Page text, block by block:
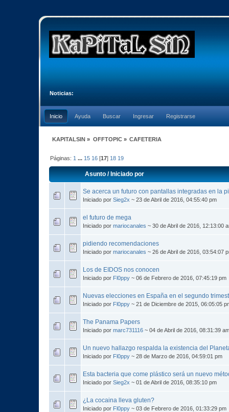
Noticias:
Inicio Ayuda Buscar Ingresar Registrarse
KAPITALSIN » OFFTOPIC» CAFETERIA
Páginas: 1 ... 15 16 [17] 18 19
Asunto/Iniciado por
Se acerca un futuro con pantallas integradas en la
Iniciado por Sieg2x ~ 23 de Abril de 2016, 04:55:40 pm
el futuro de mega
Iniciado por mariocanales ~ 30 de Abril de 2016, 12:13:00
pidiendo recomendaciones
Iniciado por mariocanales ~ 26 de Abril de 2016, 03:54:07
Los de EIDOS nos conocen
Iniciado por Fl0ppy ~ 06 de Febrero de 2016, 07:45:19 pm
Nuevas elecciones en España en el segundo
Iniciado por Fl0ppy ~ 21 de Diciembre de 2015, 06:05:05
The Panama Papers
Iniciado por marc731116 ~ 04 de Abril de 2016, 08:31:39
Un nuevo hallazgo respalda la existencia del
Iniciado por Fl0ppy ~ 28 de Marzo de 2016, 04:59:01 pm
Esta bacteria que come plástico será un nuevo
Iniciado por Sieg2x ~ 01 de Abril de 2016, 08:35:10 pm
¿La cocaina lleva gluten?
Iniciado por Fl0ppy ~ 03 de Febrero de 2016, 01:33:29 pm